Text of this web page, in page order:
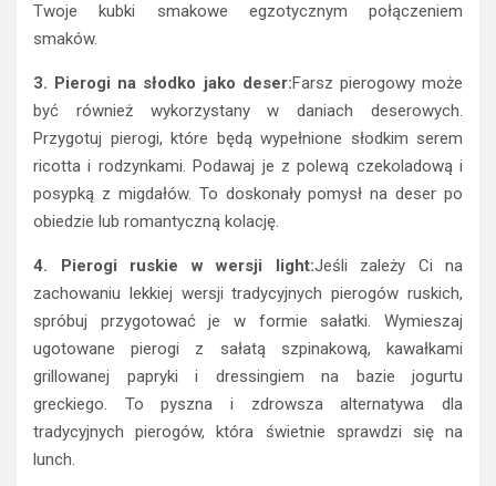
Twoje kubki smakowe egzotycznym połączeniem
smaków.
3. Pierogi na słodko jako deser:Farsz pierogowy może
być również wykorzystany w daniach deserowych.
Przygotuj pierogi, które będą wypełnione słodkim serem
ricotta i rodzynkami. Podawaj je z polewą czekoladową i
posypką z migdałów. To doskonały pomysł na deser po
obiedzie lub romantyczną kolację.
4. Pierogi ruskie w wersji light:Jeśli zależy Ci na
zachowaniu lekkiej wersji tradycyjnych pierogów ruskich,
spróbuj przygotować je w formie sałatki. Wymieszaj
ugotowane pierogi z sałatą szpinakową, kawałkami
grillowanej papryki i dressingiem na bazie jogurtu
greckiego. To pyszna i zdrowsza alternatywa dla
tradycyjnych pierogów, która świetnie sprawdzi się na
lunch.